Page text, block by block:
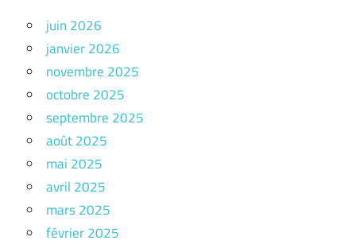
juin 2026
janvier 2026
novembre 2025
octobre 2025
septembre 2025
août 2025
mai 2025
avril 2025
mars 2025
février 2025